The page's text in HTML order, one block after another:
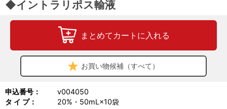
◆イントラリポス輸液
まとめてカートに入れる
お買い物候補（すべて）
申込番号：
v004050
タ イ プ：
20%・50mL×10袋